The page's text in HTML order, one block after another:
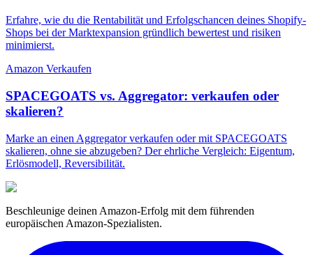
Erfahre, wie du die Rentabilität und Erfolgschancen deines Shopify-
Shops bei der Marktexpansion gründlich bewertest und risiken
minimierst.
Amazon Verkaufen
SPACEGOATS vs. Aggregator: verkaufen oder
skalieren?
Marke an einen Aggregator verkaufen oder mit SPACEGOATS
skalieren, ohne sie abzugeben? Der ehrliche Vergleich: Eigentum,
Erlösmodell, Reversibilität.
Beschleunige deinen Amazon-Erfolg mit dem führenden
europäischen Amazon-Spezialisten.